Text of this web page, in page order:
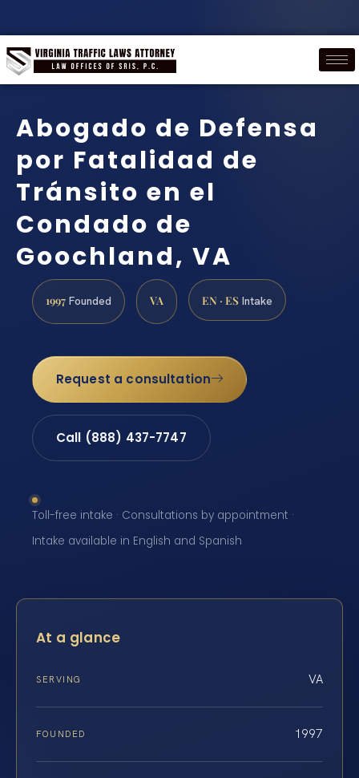
Abogado de Defensa
por Fatalidad de
Tránsito en el
Condado de
Goochland, VA
1997 Founded VA EN · ES Intake
Request a consultation
Call (888) 437-7747
Toll-free intake · Consultations by appointment ·
Intake available in English and Spanish
At a glance
SERVING VA
FOUNDED 1997